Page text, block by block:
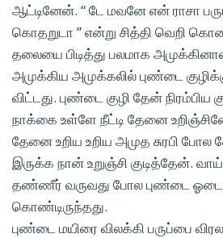
ஆட்டினேன். “ டே மவனே என் ராசா
கொதறுடா ” என்று சித்தி வெறி
தலையை பிடித்து பலமாக
அமுக்கிய அமுக்கலில் புண்டை
விட்டது. புண்டை குழி தேன் நிரம்பிய
நாக்கை உள்ளே நீட்டி தேனை
தேனை உறிய உறிய அமுத சுரபி
இருக்க நான் உறுஞ்சி குடித்தேன்.
தண்ணீர் வருவது போல புண்டை
கொண்டிருந்தது.
புண்டை மயிரை விலக்கி பருப்பை